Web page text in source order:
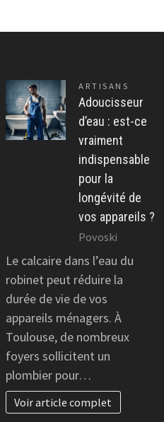
ARTISANS
Adoucisseur
d’eau : est-ce
vraiment
indispensable
pour la
longévité de
vos appareils ?
Povoski
Le calcaire dans l’eau du
robinet peut réduire la
durée de vie de vos
appareils ménagers. À
Toulouse, de nombreux
foyers sollicitent un
plombier pour…
Voir article complet